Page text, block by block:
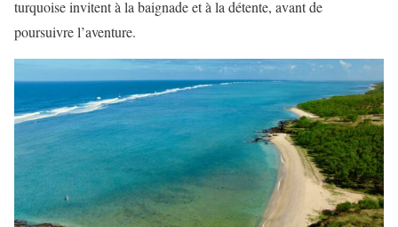
turquoise invitent à la baignade et à la détente, avant de
poursuivre l’aventure.